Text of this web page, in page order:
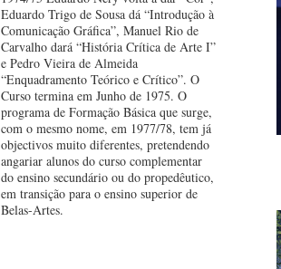
Eduardo Trigo de Sousa dá “Introdução à
Comunicação Gráfica”, Manuel Rio de
Carvalho dará “História Crítica de Arte I”
e Pedro Vieira de Almeida
“Enquadramento Teórico e Crítico”. O
Curso termina em Junho de 1975. O
programa de Formação Básica que surge,
com o mesmo nome, em 1977/78, tem já
objectivos muito diferentes, pretendendo
angariar alunos do curso complementar
do ensino secundário ou do propedêutico,
em transição para o ensino superior de
Belas-Artes.